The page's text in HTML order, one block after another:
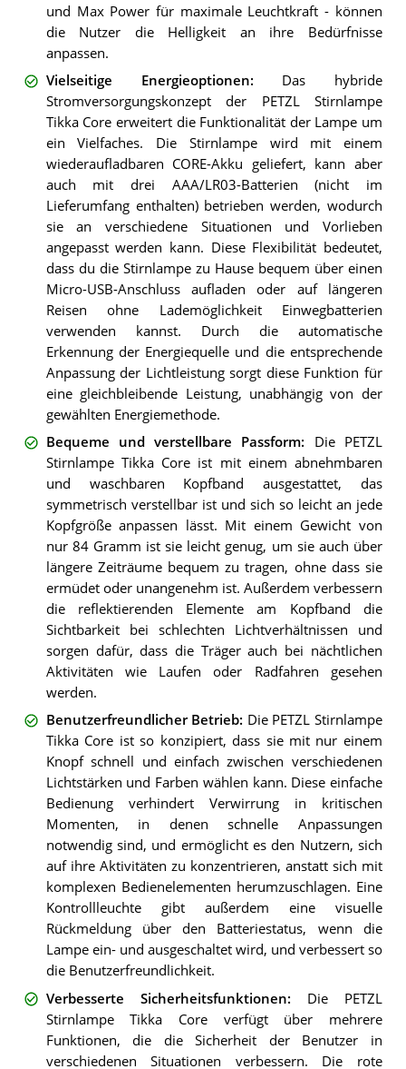
und Max Power für maximale Leuchtkraft - können
die Nutzer die Helligkeit an ihre Bedürfnisse
anpassen.
Vielseitige Energieoptionen: Das hybride
Stromversorgungskonzept der PETZL Stirnlampe
Tikka Core erweitert die Funktionalität der Lampe um
ein Vielfaches. Die Stirnlampe wird mit einem
wiederaufladbaren CORE-Akku geliefert, kann aber
auch mit drei AAA/LR03-Batterien (nicht im
Lieferumfang enthalten) betrieben werden, wodurch
sie an verschiedene Situationen und Vorlieben
angepasst werden kann. Diese Flexibilität bedeutet,
dass du die Stirnlampe zu Hause bequem über einen
Micro-USB-Anschluss aufladen oder auf längeren
Reisen ohne Lademöglichkeit Einwegbatterien
verwenden kannst. Durch die automatische
Erkennung der Energiequelle und die entsprechende
Anpassung der Lichtleistung sorgt diese Funktion für
eine gleichbleibende Leistung, unabhängig von der
gewählten Energiemethode.
Bequeme und verstellbare Passform: Die PETZL
Stirnlampe Tikka Core ist mit einem abnehmbaren
und waschbaren Kopfband ausgestattet, das
symmetrisch verstellbar ist und sich so leicht an jede
Kopfgröße anpassen lässt. Mit einem Gewicht von
nur 84 Gramm ist sie leicht genug, um sie auch über
längere Zeiträume bequem zu tragen, ohne dass sie
ermüdet oder unangenehm ist. Außerdem verbessern
die reflektierenden Elemente am Kopfband die
Sichtbarkeit bei schlechten Lichtverhältnissen und
sorgen dafür, dass die Träger auch bei nächtlichen
Aktivitäten wie Laufen oder Radfahren gesehen
werden.
Benutzerfreundlicher Betrieb: Die PETZL Stirnlampe
Tikka Core ist so konzipiert, dass sie mit nur einem
Knopf schnell und einfach zwischen verschiedenen
Lichtstärken und Farben wählen kann. Diese einfache
Bedienung verhindert Verwirrung in kritischen
Momenten, in denen schnelle Anpassungen
notwendig sind, und ermöglicht es den Nutzern, sich
auf ihre Aktivitäten zu konzentrieren, anstatt sich mit
komplexen Bedienelementen herumzuschlagen. Eine
Kontrollleuchte gibt außerdem eine visuelle
Rückmeldung über den Batteriestatus, wenn die
Lampe ein- und ausgeschaltet wird, und verbessert so
die Benutzerfreundlichkeit.
Verbesserte Sicherheitsfunktionen: Die PETZL
Stirnlampe Tikka Core verfügt über mehrere
Funktionen, die die Sicherheit der Benutzer in
verschiedenen Situationen verbessern. Die rote